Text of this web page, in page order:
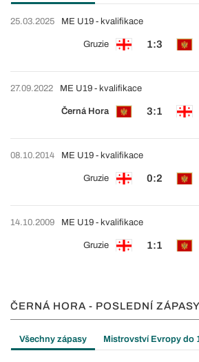
25.03.2025
Gruzie 1:3
ME U19 - kvalifikace
27.09.2022
Černá Hora 3:1
ME U19 - kvalifikace
08.10.2014
Gruzie 0:2
ME U19 - kvalifikace
14.10.2009
Gruzie 1:1
ME U19 - kvalifikace
ČERNÁ HORA - POSLEDNÍ ZÁPASY
Všechny zápasy Mistrovství Evropy do